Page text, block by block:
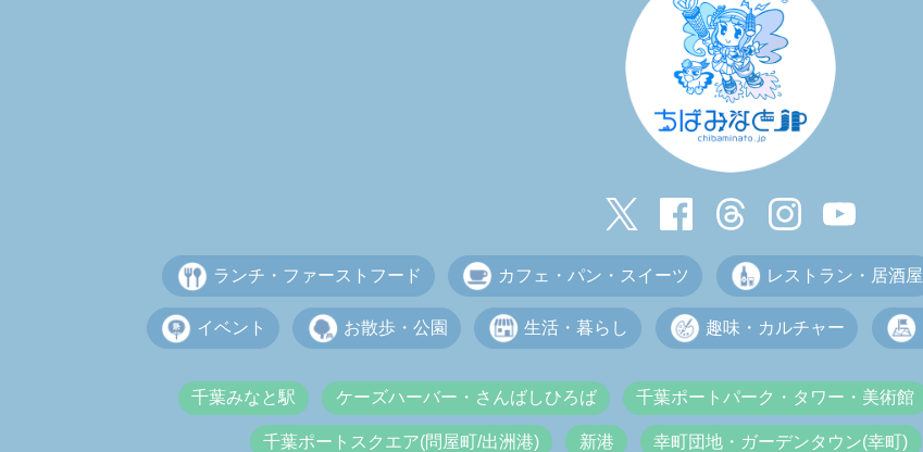
ランチ・ファーストフード カフェ・パン・スイーツ レストラン・居酒屋
イベント お散歩・公園 生活・暮らし 趣味・カルチャー
千葉みなと駅 ケーズハーバー・さんばしひろば 千葉ポートパーク・タワー・美術館
千葉ポートスクエア(問屋町/出洲港) 新港 幸町団地・ガーデンタウン(幸町)